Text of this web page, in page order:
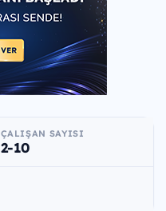
ÇALIŞAN SAYISI
2-10